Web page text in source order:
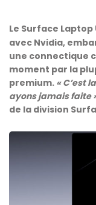
Le Surface Laptop
avec Nvidia,
une connectique
moment par la
premium. « C’est
ayons jamais faite
de la division